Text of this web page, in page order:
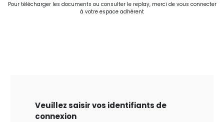
Pour télécharger les documents ou consulter le replay, merci de vous connecter
à votre espace adhérent
Veuillez saisir vos identifiants de
connexion